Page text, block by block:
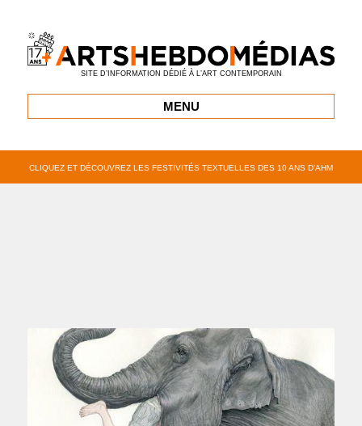
SITE D’INFORMATION DÉDIÉ À L’ART CONTEMPORAIN
MENU
CLIQUEZ ET DÉCOUVREZ LES FESTIVITÉS TEXTUELLES DES 10 ANS D’AHM